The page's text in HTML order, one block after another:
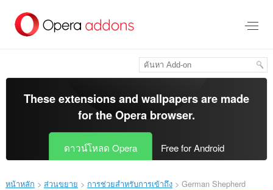
These extensions and wallpapers are made
for theOpera browser.
ดาวน์โหลด Opera Free for Android
หน้าหลัก ส่วนขยาย การช่วยสำหรับการเข้าถึง German Shepherd‎